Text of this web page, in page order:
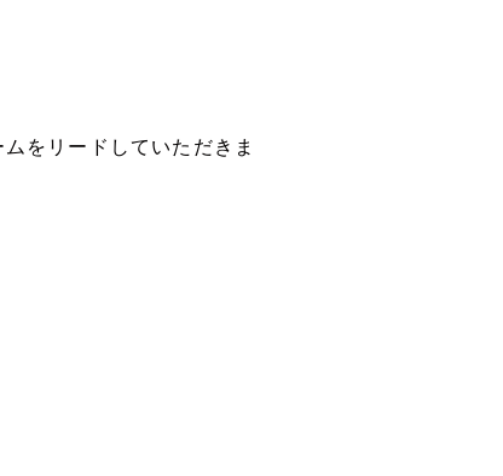
をリードしていただきま